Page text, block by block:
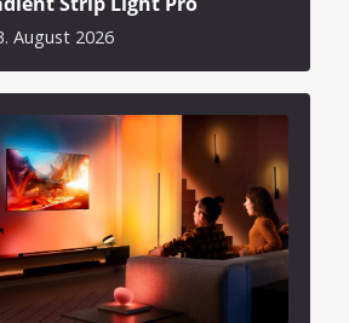
August 2026